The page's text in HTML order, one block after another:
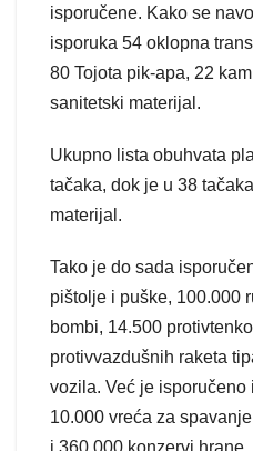
isporučene. Kako se
isporuka 54 oklopna
80 Tojota pik-apa, 22
sanitetski materijal.
Ukupno lista obuhvata
tačaka, dok je u 38
materijal.
Tako je do sada
pištolje i puške, 100.000
bombi, 14.500
protivvazdušnih raketa
vozila. Već je isporučeno
10.000 vreća za
i 360.000 konzervi